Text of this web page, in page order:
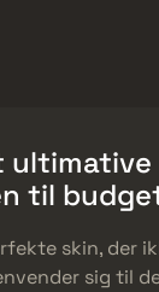
ultimative
til
skin, der
sig til